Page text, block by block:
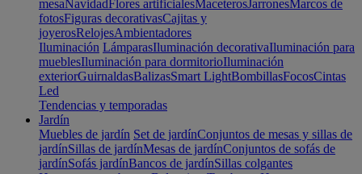
mesaNavidadFlores artificialesMaceterosJarronesMarcos de
fotosFiguras decorativasCajitas y
joyerosRelojesAmbientadores
Iluminación LámparasIluminación decorativaIluminación para
mueblesIluminación para dormitorioIluminación
exteriorGuirnaldasBalizasSmart LightBombillasFocosCintas
Led
Tendencias y temporadas
Jardín
Muebles de jardín Set de jardínConjuntos de mesas y sillas de
jardínSillas de jardínMesas de jardínConjuntos de sofás de
jardínSofás jardínBancos de jardínSillas colgantes